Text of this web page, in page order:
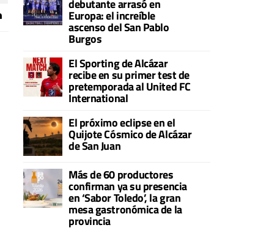
debutante arrasó en
Europa: el increíble
ascenso del San Pablo
Burgos
El Sporting de Alcázar
recibe en su primer test de
pretemporada al United FC
International
El próximo eclipse en el
Quijote Cósmico de Alcázar
de San Juan
Más de 60 productores
confirman ya su presencia
en ‘Sabor Toledo’, la gran
mesa gastronómica de la
provincia